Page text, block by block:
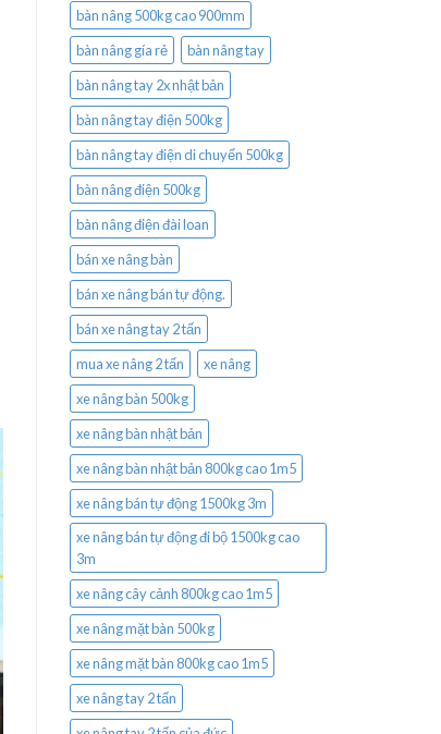
bàn nâng 500kg cao 900mm
bàn nâng gía rẻ
bàn nâng tay
bàn nâng tay 2x nhật bản
bàn nâng tay điện 500kg
bàn nâng tay điện di chuyển 500kg
bàn nâng điện 500kg
bàn nâng điện đài loan
bán xe nâng bàn
bán xe nâng bán tự động.
bán xe nâng tay 2 tấn
mua xe nâng 2 tấn
xe nâng
xe nâng bàn 500kg
xe nâng bàn nhật bản
xe nâng bàn nhật bản 800kg cao 1m5
xe nâng bán tự động 1500kg 3m
xe nâng bán tự động đi bộ 1500kg cao
3m
xe nâng cây cảnh 800kg cao 1m5
xe nâng mặt bàn 500kg
xe nâng mặt bàn 800kg cao 1m5
xe nâng tay 2 tấn